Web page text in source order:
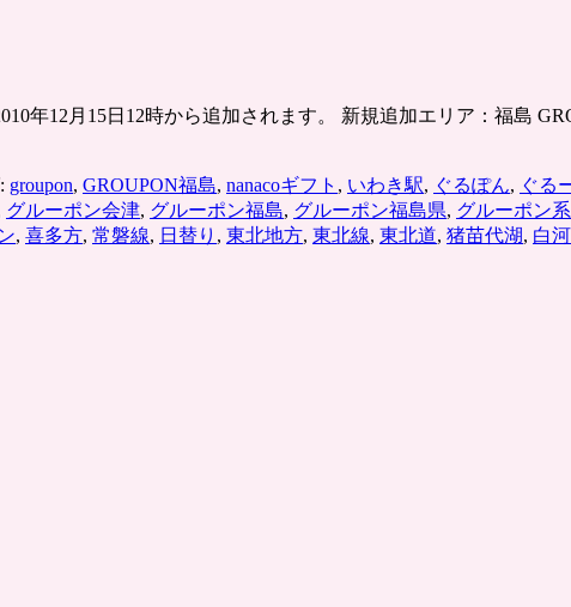
年12月15日12時から追加されます。 新規追加エリア：福島
groupon, GROUPON福島, nanacoギフト , いわき駅, ぐるぽん, ぐる
グルーポン会津, グルーポン福島, グルーポン福島県, グルーポン系
, 喜多方, 常磐線, 日替り , 東北地方, 東北線, 東北道, 猪苗代湖, 白